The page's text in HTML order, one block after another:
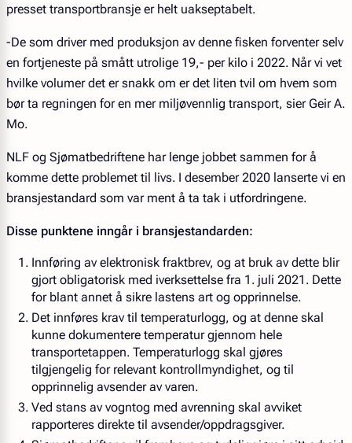
presset transportbransje er helt uakseptabelt.
-De som driver med produksjon av denne fisken forventer selv
en fortjeneste på smått utrolige 19,- per kilo i 2022. Når vi vet
hvilke volumer det er snakk om er det liten tvil om hvem som
bør ta regningen for en mer miljøvennlig transport, sier Geir A.
Mo.
NLF og Sjømatbedriftene har lenge jobbet sammen for å
komme dette problemet til livs. I desember 2020 lanserte vi en
bransjestandard som var ment å ta tak i utfordringene.
Disse punktene inngår i bransjestandarden:
Innføring av elektronisk fraktbrev, og at bruk av dette blir
gjort obligatorisk med iverksettelse fra 1. juli 2021. Dette
for blant annet å sikre lastens art og opprinnelse.
Det innføres krav til temperaturlogg, og at denne skal
kunne dokumentere temperatur gjennom hele
transportetappen. Temperaturlogg skal gjøres
tilgjengelig for relevant kontrollmyndighet, og til
opprinnelig avsender av varen.
Ved stans av vogntog med avrenning skal avviket
rapporteres direkte til avsender/oppdragsgiver.